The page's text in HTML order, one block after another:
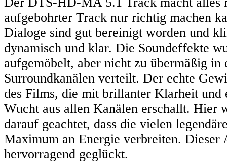
aufgebohrter Track nur richtig machen
Dialoge sind gut bereinigt worden und
dynamisch und klar. Die Soundeffekte
aufgemöbelt, aber nicht zu übermäßig in
Surroundkanälen verteilt. Der echte
des Films, die mit brillanter Klarheit und
Wucht aus allen Kanälen erschallt. Hier
darauf geachtet, dass die vielen
Maximum an Energie verbreiten. Dieser
hervorragend geglückt.